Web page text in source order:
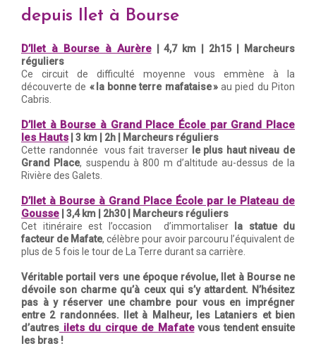
depuis Ilet à Bourse
D’Ilet à Bourse à Aurère| 4,7 km | 2h15 | Marcheurs
réguliers
Ce circuit de difficulté moyenne vous emmène à la
découverte de « la bonne terre mafataise »au pied du Piton
Cabris.
D’Ilet à Bourse à Grand Place École par Grand Place
les Hauts | 3 km | 2h | Marcheurs réguliers
Cette randonnée vous fait traverser
le plus haut niveau de
Grand Place, suspendu à 800 m d’altitude au-dessus de la
Rivière des Galets.
D’Ilet à Bourse à Grand Place École par le Plateau de
Gousse | 3,4 km | 2h30 | Marcheurs réguliers
Cet itinéraire est l’occasion d’immortaliser
la statue du
facteur de Mafate, célèbre pour avoir parcouru l’équivalent de
plus de 5 fois le tour de La Terre durant sa carrière.
Véritable portail vers une époque révolue, Ilet à Bourse ne
dévoile son charme qu’à ceux qui s’y attardent. N’hésitez
pas à y réserver une chambre pour vous en imprégner
entre 2 randonnées. Ilet à Malheur, les Lataniers et bien
d’autres ilets du cirque de Mafatevous tendent ensuite
les bras !